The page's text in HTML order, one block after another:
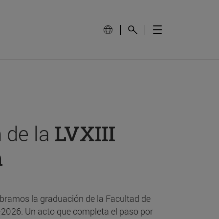
la LVXIII
la graduación de la Facultad de
Un acto que completa el paso por